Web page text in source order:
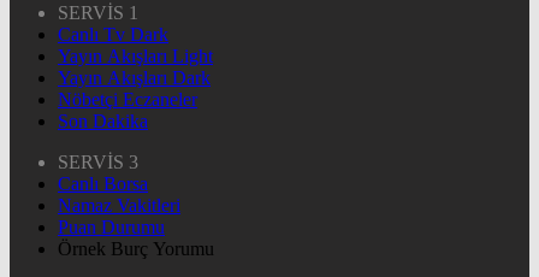
SERVİS 1
Canlı Tv Dark
Yayın Akışları Light
Yayın Akışları Dark
Nöbetçi Eczaneler
Son Dakika
SERVİS 3
Canlı Borsa
Namaz Vakitleri
Puan Durumu
Örnek Burç Yorumu